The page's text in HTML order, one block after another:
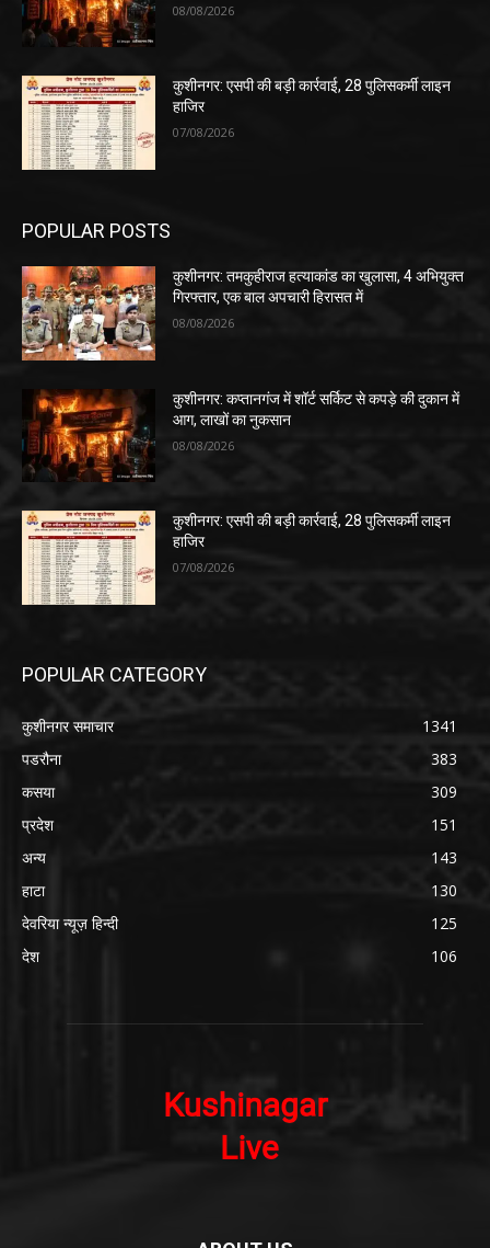
08/08/2026
कुशीनगर: एसपी की बड़ी कार्रवाई, 28 पुलिसकर्मी लाइन
हाजिर
07/08/2026
POPULAR POSTS
कुशीनगर: तमकुहीराज हत्याकांड का खुलासा, 4 अभियुक्त
गिरफ्तार, एक बाल अपचारी हिरासत में
08/08/2026
कुशीनगर: कप्तानगंज में शॉर्ट सर्किट से कपड़े की दुकान में
आग, लाखों का नुकसान
08/08/2026
कुशीनगर: एसपी की बड़ी कार्रवाई, 28 पुलिसकर्मी लाइन
हाजिर
07/08/2026
POPULAR CATEGORY
कुशीनगर समाचार
1341
पडरौना
383
कसया
309
प्रदेश
151
अन्य
143
हाटा
130
देवरिया न्यूज़ हिन्दी
125
देश
106